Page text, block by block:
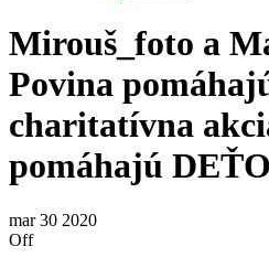
Mirouš_foto a
Povina
charitatívna
pomáhajú
mar30 2020
Off